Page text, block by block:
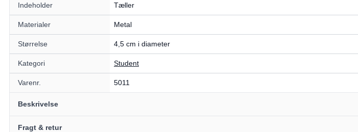
Indeholder Tæller
Materialer Metal
Størrelse 4,5 cm i diameter
Kategori Student
Varenr. 5011
Beskrivelse
Fragt & retur